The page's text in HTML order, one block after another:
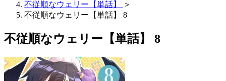
不従順なウェリー【単話】
＞
不従順なウェリー【単話】 8
不従順なウェリー【単話】 8